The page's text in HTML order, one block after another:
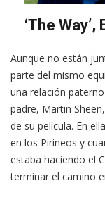
‘The
Aunque no están
parte del mismo
una relación
padre, Martin
de su película. En
en los Pirineos y
estaba haciendo el
terminar el camino